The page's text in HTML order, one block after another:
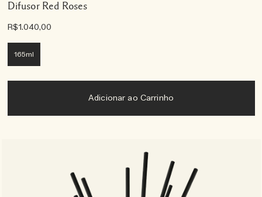
Difusor Red Roses
R$1.040,00
165ml
Adicionar ao Carrinho